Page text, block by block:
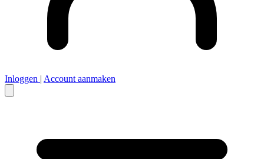
Inloggen | Account aanmaken